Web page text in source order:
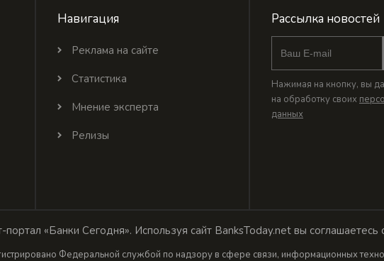
Навигация
Реклама на сайте
Статистика
Мнение эксперта
Релизы
Рассылка новостей
Нажимая на кнопку, вы
на обработку своих
данных
«Банки Сегодня». Используя сайт BanksToday.net вы соглашаетесь
Федеральной службой по надзору в сфере связи, информационных